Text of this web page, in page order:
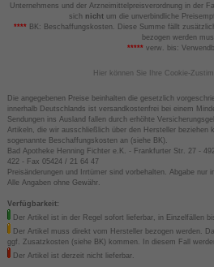
Unternehmens und der Arzneimittelpreisverordnung in der
sich nicht um die unverbindliche
****BK: Beschaffungskosten. Diese Summe fällt
bezogen werden
*****verw. bis:
Hier können Sie Ihre Cookie-
Die angegebenen Preise beinhalten die gesetzlich
innerhalb Deutschlands ist versandkostenfrei bei einem
Sendungen ins Ausland fallen durch erhöhte
Artikeln, die wir ausschließlich über den Hersteller beziehen
sogenannte Beschaffungskosten an (siehe BK).
Bad Apotheke Henning Fichter e.K. - Frankfurter Str. 27 -
422 - Fax 05424 / 21 64 47
Preisänderungen und Irrtümer sind vorbehalten. Abgabe nur
Alle Angaben ohne Gewähr.
Verfügbarkeit:
Der Artikel ist in der Regel sofort lieferbar, in Einzelfällen
Der Artikel muss direkt vom Hersteller bezogen werden.
ggf. Zusatzkosten (siehe BK) kommen. In diesem Fall
Der Artikel ist derzeit nicht lieferbar.